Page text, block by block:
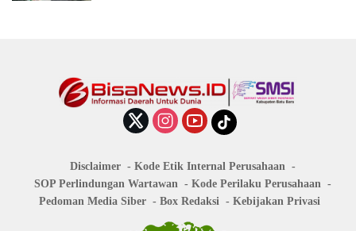
Disclaimer
Kode Etik Internal Perusahaan
SOP Perlindungan Wartawan
Kode Perilaku Perusahaan
Pedoman Media Siber
Box Redaksi Kebijakan Privasi